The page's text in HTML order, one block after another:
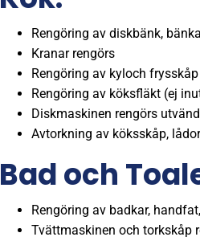
Rengöring av diskbänk,
Kranar rengörs
Rengöring av kyloch
Rengöring av köksfläkt (ej
Diskmaskinen rengörs
Avtorkning av köksskåp,
Bad och
Rengöring av badkar,
Tvättmaskinen och torkskåp